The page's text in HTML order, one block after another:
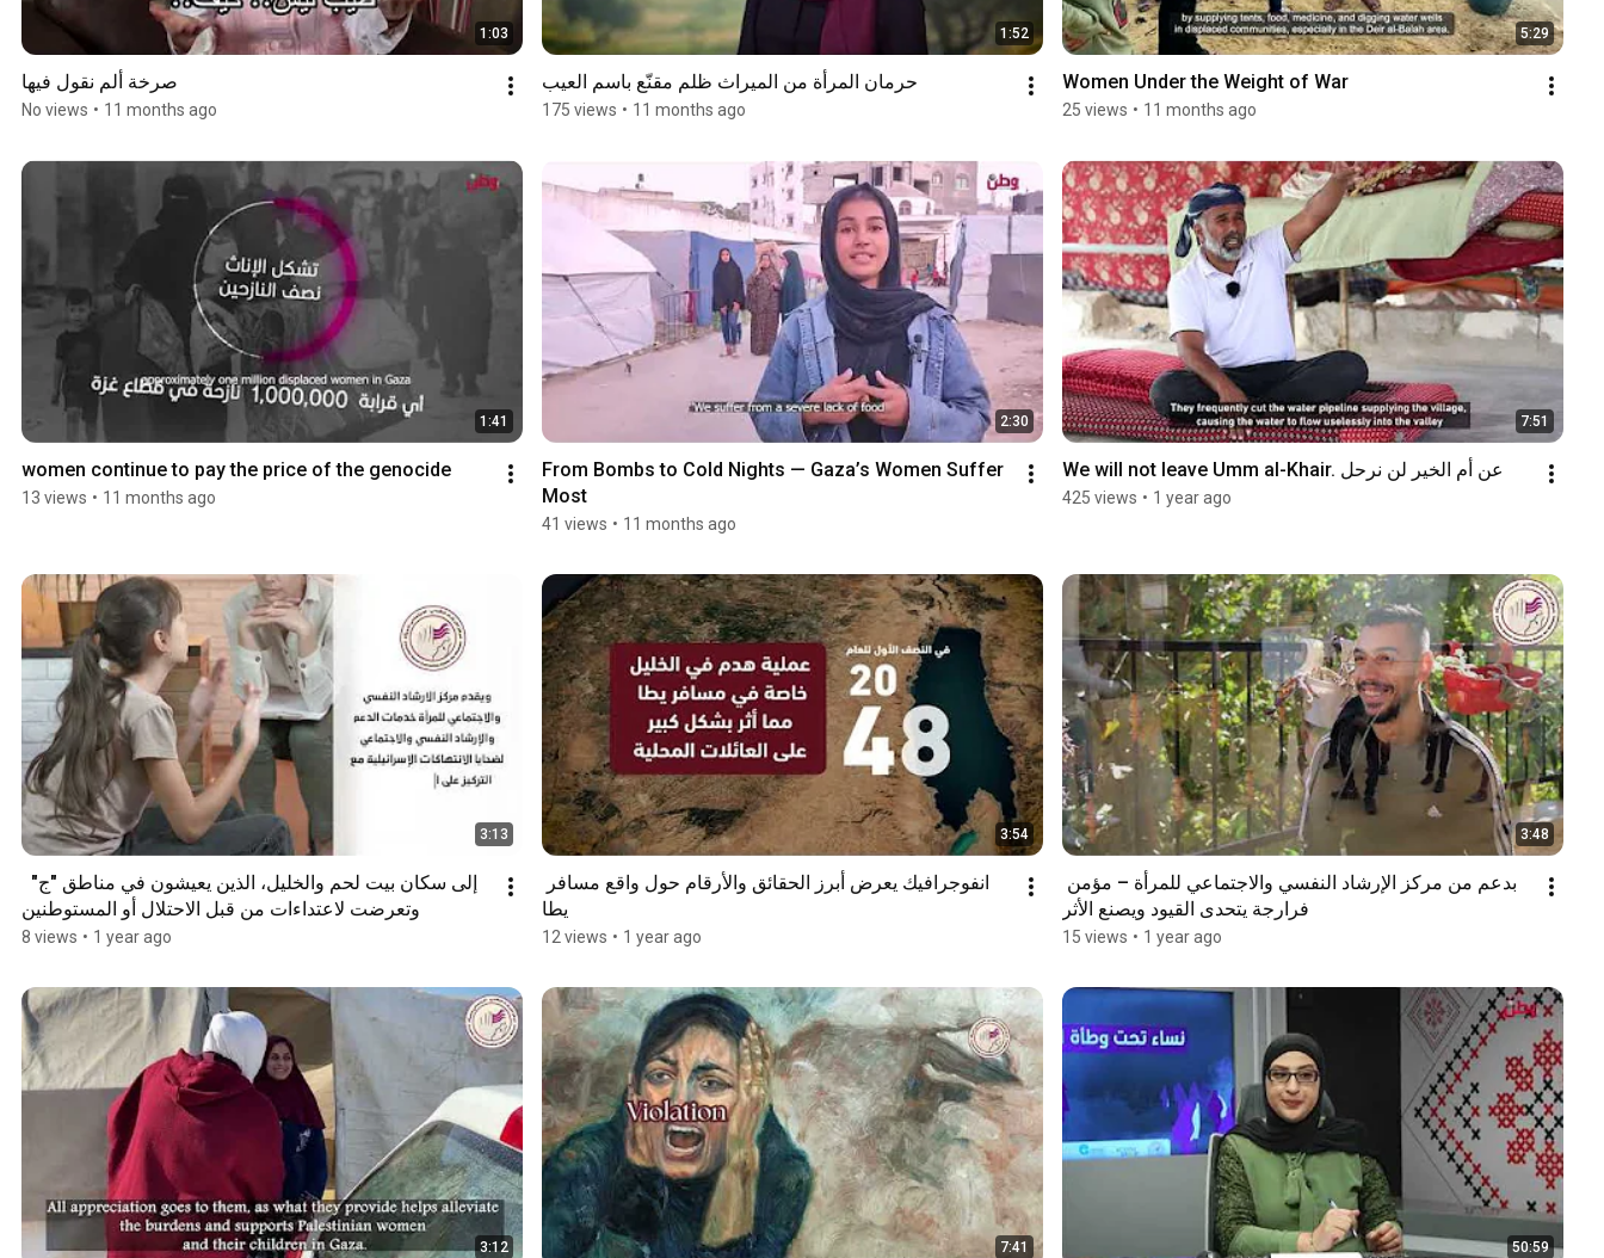
1:03
صرخة ألم نقول فيها
No views • 11 months ago
1:52
حرمان المرأة من الميراث ظلم مقنّع باسم العيب
175 views • 11 months ago
5:29
Women Under the Weight of War
25 views • 11 months ago
1:41
women continue to pay the price of the genocide
13 views • 11 months ago
2:30
From Bombs to Cold Nights — Gaza’s Women Suffer
Most
41 views • 11 months ago
7:51
We will not leave Umm al-Khair. عن أم الخير لن نرحل
425 views • 1 year ago
3:13
وتعرضت لاعتداءات من قبل الاحتلال أو المستوطنين
8 views • 1 year ago
3:54
يطا
12 views • 1 year ago
3:48
فرارجة يتحدى القيود ويصنع الأثر
15 views • 1 year ago
3:12 7:41 50:59